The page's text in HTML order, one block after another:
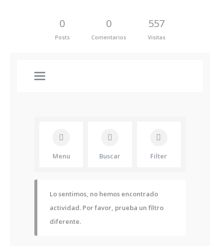
0
Posts
0
Comentarios
557
Visitas
Menu Buscar Filter
Lo sentimos, no hemos encontrado
actividad. Por favor, prueba un filtro
diferente.